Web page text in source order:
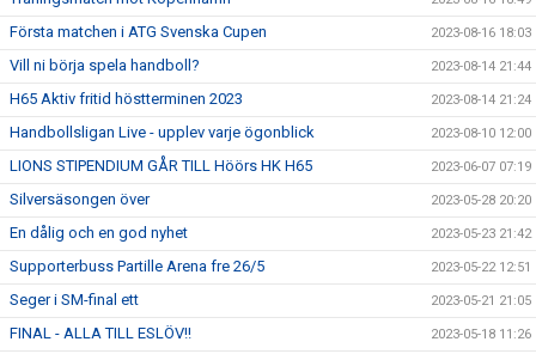
Första matchen i ATG Svenska Cupen 2023-08-16 18:03
Vill ni börja spela handboll? 2023-08-14 21:44
H65 Aktiv fritid höstterminen 2023 2023-08-14 21:24
Handbollsligan Live - upplev varje ögonblick 2023-08-10 12:00
LIONS STIPENDIUM GÅR TILL Höörs HK H65 2023-06-07 07:19
Silversäsongen över 2023-05-28 20:20
En dålig och en god nyhet 2023-05-23 21:42
Supporterbuss Partille Arena fre 26/5 2023-05-22 12:51
Seger i SM-final ett 2023-05-21 21:05
FINAL - ALLA TILL ESLÖV!! 2023-05-18 11:26